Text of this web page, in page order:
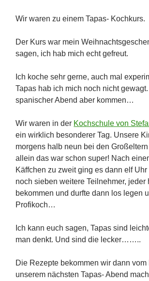
Wir waren zu einem Tapas- Kochkurs.
Der Kurs war mein
sagen, ich hab mich echt gefreut.
Ich koche sehr gerne, auch mal
Tapas hab ich mich noch nicht
spanischer Abend aber kommen…
Wir waren in der Kochschule von
ein wirklich besonderer Tag. Unsere
morgens halb neun bei den
allein das war schon super! Nach
Käffchen zu zweit ging es dann elf
noch sieben weitere Teilnehmer, jeder
bekommen und durfte dann los legen
Profikoch…
Ich kann euch sagen, Tapas sind
man denkt. Und sind die lecker……..
Die Rezepte bekommen wir dann
unserem nächsten Tapas- Abend